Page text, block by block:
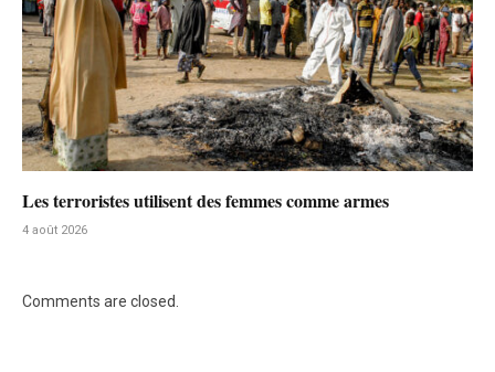
Les terroristes utilisent des femmes comme armes
4 août 2026
Comments are closed.